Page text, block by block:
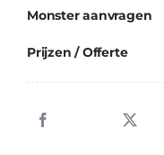
Monster aanvragen
Prijzen / Offerte